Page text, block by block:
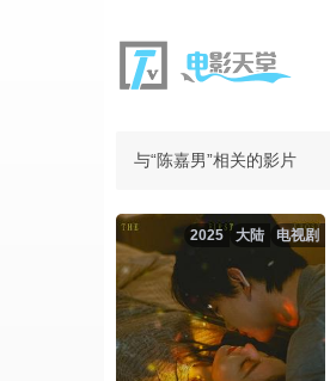
与“陈嘉男”相关的影片
电视剧
大陆
2025